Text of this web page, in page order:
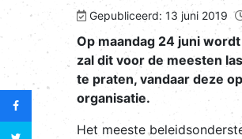
Gepubliceerd: 13 juni 2019
Op maandag 24 juni
zal dit voor de meesten
te praten, vandaar deze
organisatie.
Het meeste